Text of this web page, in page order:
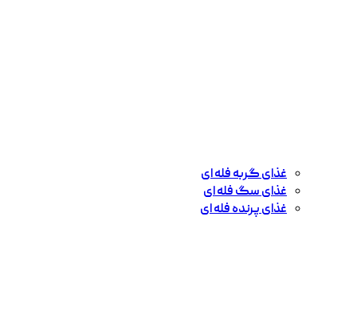
غذای گربه فله ای
غذای سگ فله ای
غذای پرنده فله ای